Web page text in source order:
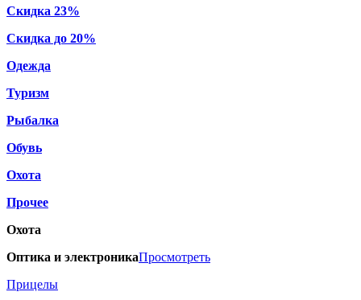
Скидка 23%
Скидка до 20%
Одежда
Туризм
Рыбалка
Обувь
Охота
Прочее
Охота
Оптика и электроникаПросмотреть
Прицелы